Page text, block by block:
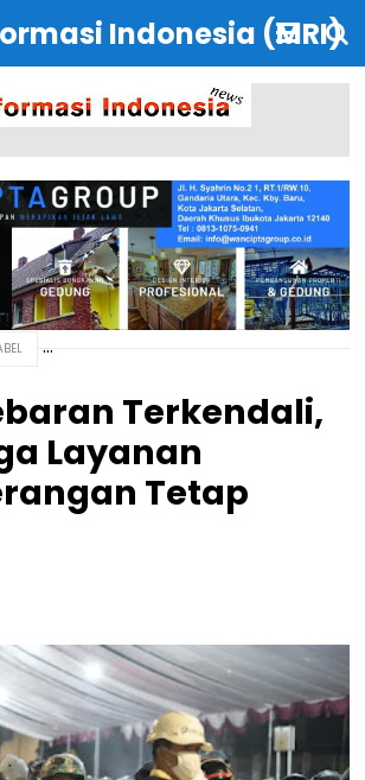
Indonesia (MRI)
Terkendali,
Layanan
Tetap